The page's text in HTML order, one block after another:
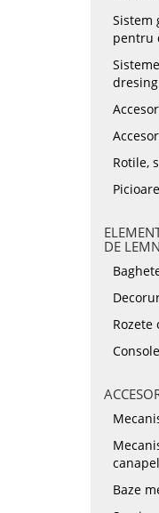
Sistem
pentru
Rotile,
DE LEMN
Baze